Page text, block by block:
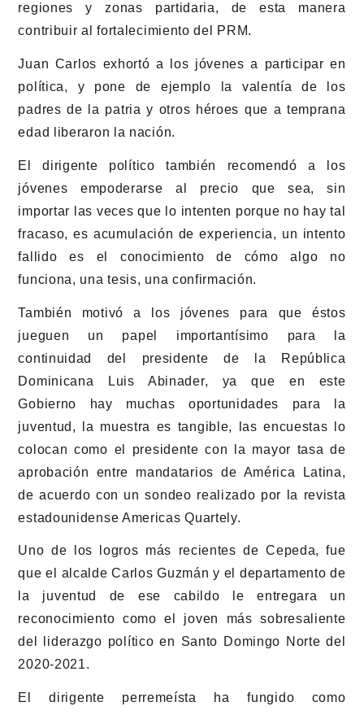
regiones y zonas partidaria, de esta manera
contribuir al fortalecimiento del PRM.
Juan Carlos exhortó a los jóvenes a participar en
política, y pone de ejemplo la valentía de los
padres de la patria y otros héroes que a temprana
edad liberaron la nación.
El dirigente político también recomendó a los
jóvenes empoderarse al precio que sea, sin
importar las veces que lo intenten porque no hay tal
fracaso, es acumulación de experiencia, un intento
fallido es el conocimiento de cómo algo no
funciona, una tesis, una confirmación.
También motivó a los jóvenes para que éstos
jueguen un papel importantísimo para la
continuidad del presidente de la República
Dominicana Luis Abinader, ya que en este
Gobierno hay muchas oportunidades para la
juventud, la muestra es tangible, las encuestas lo
colocan como el presidente con la mayor tasa de
aprobación entre mandatarios de América Latina,
de acuerdo con un sondeo realizado por la revista
estadounidense Americas Quartely.
Uno de los logros más recientes de Cepeda, fue
que el alcalde Carlos Guzmán y el departamento de
la juventud de ese cabildo le entregara un
reconocimiento como el joven más sobresaliente
del liderazgo político en Santo Domingo Norte del
2020-2021.
El dirigente perremeísta ha fungido como